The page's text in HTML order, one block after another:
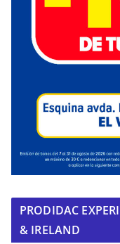
PRODIDAC
& IRELAND